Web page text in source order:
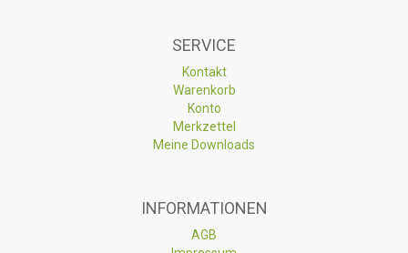
SERVICE
Kontakt
Warenkorb
Konto
Merkzettel
Meine Downloads
INFORMATIONEN
AGB